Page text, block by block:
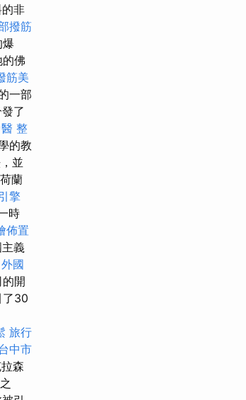
非
撥筋
佛
筋美
一部
了
整
的教
並
蘭
擎
時
佈置
義
外國
開
了30
旅行
中市
森